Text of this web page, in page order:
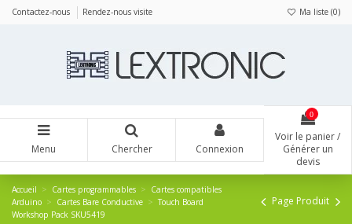
Contactez-nous Rendez-nous visite Ma liste (0)
Menu Chercher Connexion
0
Voir le panier /
Générer un
devis
Accueil Cartes programmables
Cartes compatibles
Arduino
Cartes Bare Conductive
Touch Board
Workshop Pack SKU5419
Page Produit
Panneau de gestion des cookies